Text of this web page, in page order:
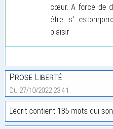
cœur. A force de
être s’
plaisir
Prose Liberté
Du 27/10/2022 23:41
L'écrit contient 185 mots qui